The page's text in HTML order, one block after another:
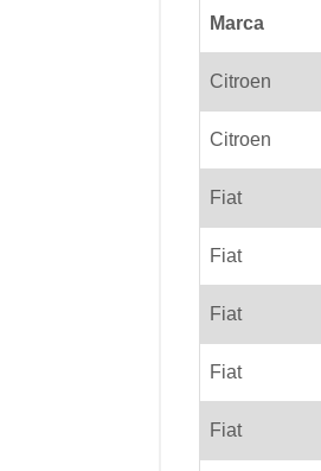
Marca
Citroen
Citroen
Fiat
Fiat
Fiat
Fiat
Fiat